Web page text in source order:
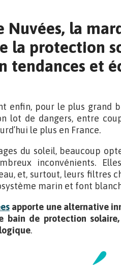
Nuvées, la
la protection
tendances et
enfin, pour le plus grand
lot de dangers, entre
le plus en France.
du soleil, beaucoup
inconvénients.
et, surtout, leurs filtres
marin et font
apporte une alternative
bain de protection
.